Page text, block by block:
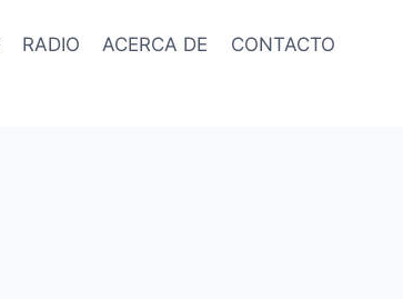
RADIO ACERCA DE CONTACTO